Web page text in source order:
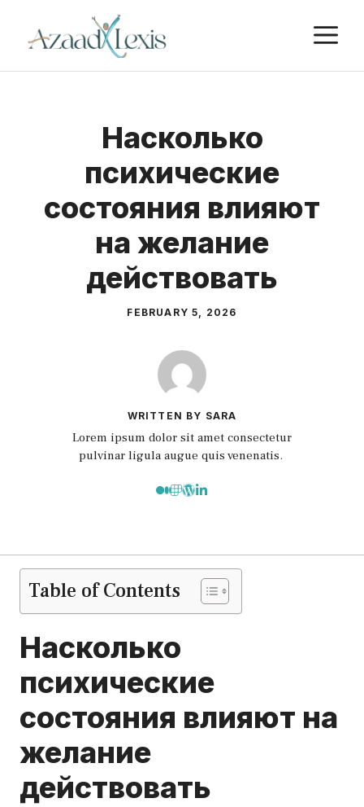
Насколько
психические
состояния влияют
на желание
действовать
FEBRUARY 5, 2026
WRITTEN BY SARA
Lorem ipsum dolor sit amet consectetur
pulvinar ligula augue quis venenatis.
Table of Contents
Насколько
психические
состояния влияют на
желание
действовать